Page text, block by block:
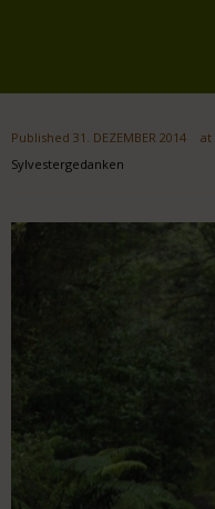
Über mich
Published 31. DEZEMBER 2014 at
Sylvestergedanken